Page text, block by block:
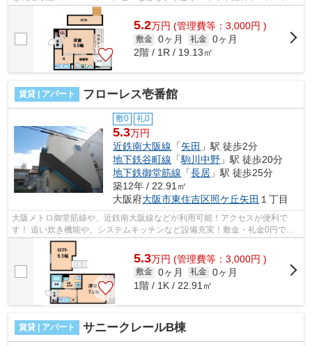
き、顔が確認できるTVモニターホン...
5.2万円 (管理費等：3,000円 )
敷金 0ヶ月 礼金 0ヶ月
2階 / 1R / 19.13㎡
賃貸 | アパート フローレス壱番館
敷0 礼0
5.3万円
近鉄南大阪線 「矢田 」駅 徒歩2分
地下鉄谷町線 「駒川中野 」駅 徒歩20分
地下鉄御堂筋線 「長居 」駅 徒歩25分
築12年 / 22.91㎡
大阪府大阪市東住吉区照ケ丘矢田 １丁目
大阪メトロ御堂筋線や、近鉄南大阪線などが利用可能！アクセスが便利で
す！ 追い炊き機能や、システムキッチンなど設備充実！敷金・礼金0円で
す！ ■□■□■□■□■□■□■□■□■□■□■□■□■□■□■□■□...
5.3万円 (管理費等：3,000円 )
敷金 0ヶ月 礼金 0ヶ月
1階 / 1K / 22.91㎡
賃貸 | アパート サニークレールB棟